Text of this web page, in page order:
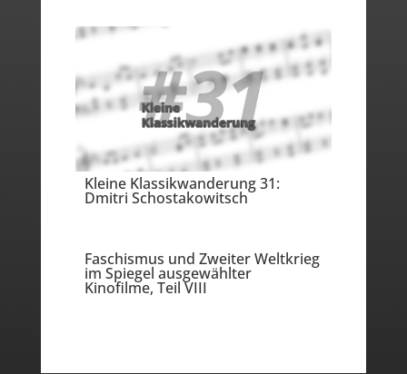
Kleine Klassikwanderung 31:
Dmitri Schostakowitsch
Faschismus und Zweiter Weltkrieg
im Spiegel ausgewählter
Kinofilme, Teil VIII